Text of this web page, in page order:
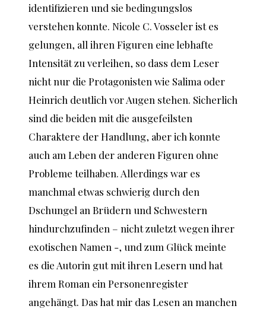
identifizieren und sie bedingungslos
verstehen konnte. Nicole C. Vosseler ist es
gelungen, all ihren Figuren eine lebhafte
Intensität zu verleihen, so dass dem Leser
nicht nur die Protagonisten wie Salima oder
Heinrich deutlich vor Augen stehen. Sicherlich
sind die beiden mit die ausgefeilsten
Charaktere der Handlung, aber ich konnte
auch am Leben der anderen Figuren ohne
Probleme teilhaben. Allerdings war es
manchmal etwas schwierig durch den
Dschungel an Brüdern und Schwestern
hindurchzufinden – nicht zuletzt wegen ihrer
exotischen Namen -, und zum Glück meinte
es die Autorin gut mit ihren Lesern und hat
ihrem Roman ein Personenregister
angehängt. Das hat mir das Lesen an manchen